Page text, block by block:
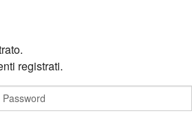
registrati.